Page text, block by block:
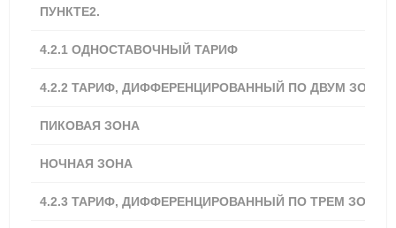
ПУНКТЕ2.
4.2.1 ОДНОСТАВОЧНЫЙ ТАРИФ
4.2.2 ТАРИФ, ДИФФЕРЕНЦИРОВАННЫЙ ПО ДВУМ
ПИКОВАЯ ЗОНА
НОЧНАЯ ЗОНА
4.2.3 ТАРИФ, ДИФФЕРЕНЦИРОВАННЫЙ ПО ТРЕМ ЗОНАМ